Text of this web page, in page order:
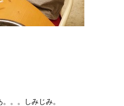
。。しみじみ。